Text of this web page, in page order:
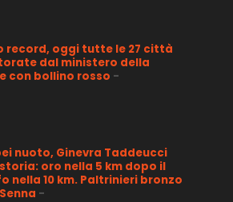
record, oggi tutte le 27 città
dal ministero della
con bollino rosso -
nuoto, Ginevra Taddeucci
oro nella 5 km dopo il
nella 10 km. Paltrinieri bronzo
-